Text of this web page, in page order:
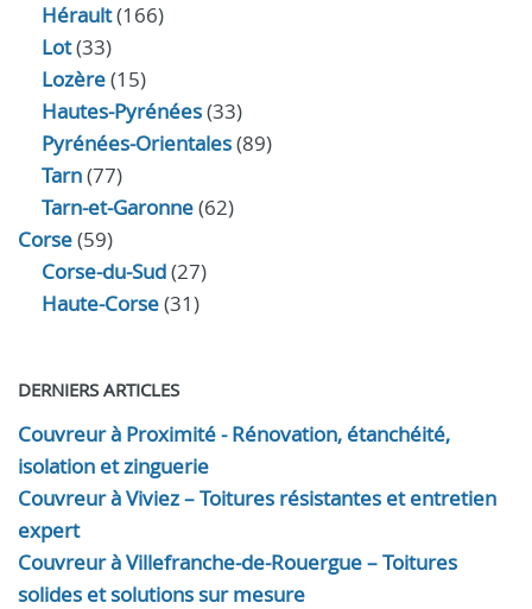
Hérault(166)
Lot(33)
Lozère(15)
Hautes-Pyrénées(33)
Pyrénées-Orientales(89)
Tarn(77)
Tarn-et-Garonne(62)
Corse(59)
Corse-du-Sud(27)
Haute-Corse(31)
DERNIERS ARTICLES
Couvreur à Proximité - Rénovation, étanchéité,
isolation et zinguerie
Couvreur à Viviez – Toitures résistantes et entretien
expert
Couvreur à Villefranche-de-Rouergue – Toitures
solides et solutions sur mesure